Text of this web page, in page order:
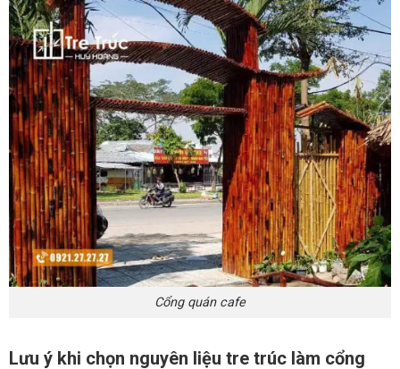
Cổng quán cafe
Lưu ý khi chọn nguyên liệu tre trúc làm cổng